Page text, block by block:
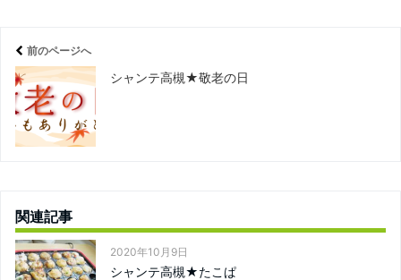
前のページへ
シャンテ高槻★敬老の日
関連記事
2020年10月9日
シャンテ高槻★たこぱ